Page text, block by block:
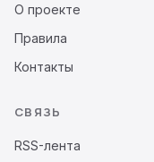
О проекте
Правила
Контакты
СВЯЗЬ
RSS-лента